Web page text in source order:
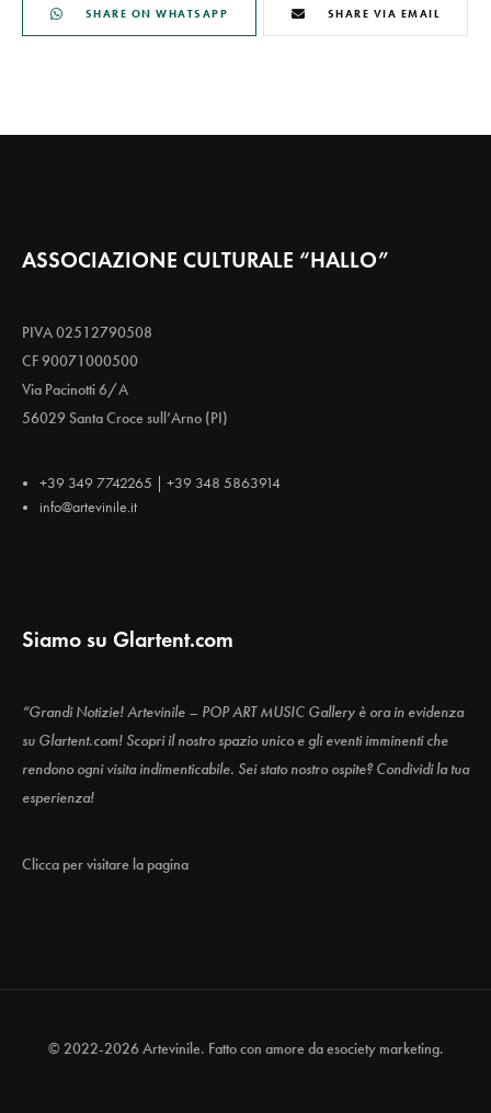
SHARE ON WHATSAPP SHARE VIA EMAIL
ASSOCIAZIONE CULTURALE “HALLO”
PIVA 02512790508
CF 90071000500
Via Pacinotti 6/A
56029 Santa Croce sull’Arno (PI)
+39 349 7742265 | +39 348 5863914
info@artevinile.it
Siamo su Glartent.com
“Grandi Notizie! Artevinile – POP ART MUSIC Gallery è ora in evidenza
su Glartent.com! Scopri il nostro spazio unico e gli eventi imminenti che
rendono ogni visita indimenticabile. Sei stato nostro ospite? Condividi la tua
esperienza!
Clicca per visitare la pagina
© 2022-2026 Artevinile. Fatto con amore daesociety marketing.